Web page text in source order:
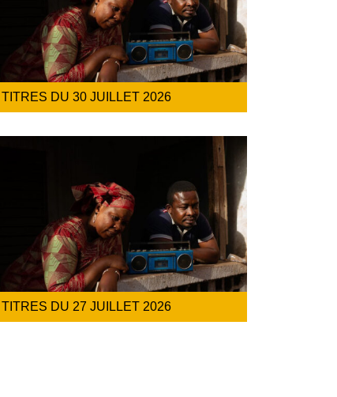
TITRES DU 30 JUILLET 2026
TITRES DU 27 JUILLET 2026